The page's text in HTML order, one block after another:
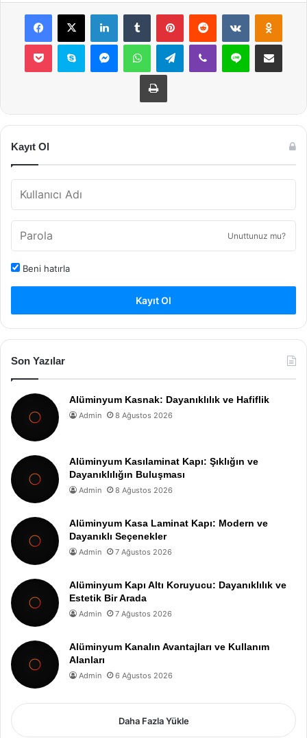
Facebook
X LinkedInTumblr PinterestReddit VKontakte
Pocket Skype MessengerWhatsAppTelegramViber Line E-Posta ile
Yazdır
Kayıt Ol
Unuttunuz mu?
Beni hatırla
Kayıt Ol
Son Yazılar
Alüminyum Kasnak: Dayanıklılık ve Hafiflik
Admin 8 Ağustos 2026
Alüminyum Kasılaminat Kapı: Şıklığın ve
Dayanıklılığın Buluşması
Admin 8 Ağustos 2026
Alüminyum Kasa Laminat Kapı: Modern ve
Dayanıklı Seçenekler
Admin 7 Ağustos 2026
Alüminyum Kapı Altı Koruyucu: Dayanıklılık ve
Estetik Bir Arada
Admin 7 Ağustos 2026
Alüminyum Kanalın Avantajları ve Kullanım
Alanları
Admin 6 Ağustos 2026
Daha Fazla Yükle